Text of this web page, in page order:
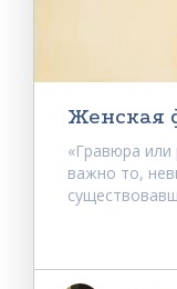
Женская
«Гравюра
важно то,